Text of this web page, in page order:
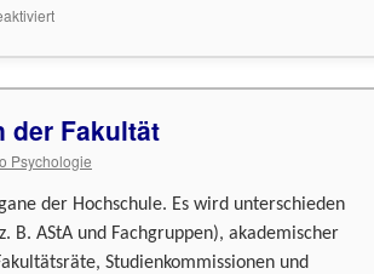
und
der
für
M.KliPPT
der Fakultät
Psychologie
der Hochschule. Es wird unterschieden
B. AStA und Fachgruppen), akademischer
Studienkommissionen und